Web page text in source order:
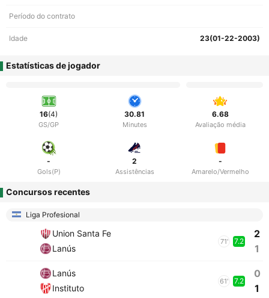
Período do contrato
Idade 23(01-22-2003)
Estatísticas de jogador
16(4)
GS/GP
30.81
Minutes
6.68
Avaliação média
-
Gols(P)
2
Assistências
-
Amarelo/Vermelho
Concursos recentes
Liga Profesional
Union Santa Fe
Lanús
71' 7.2
2
1
Lanús
Instituto
61' 7.2
0
1